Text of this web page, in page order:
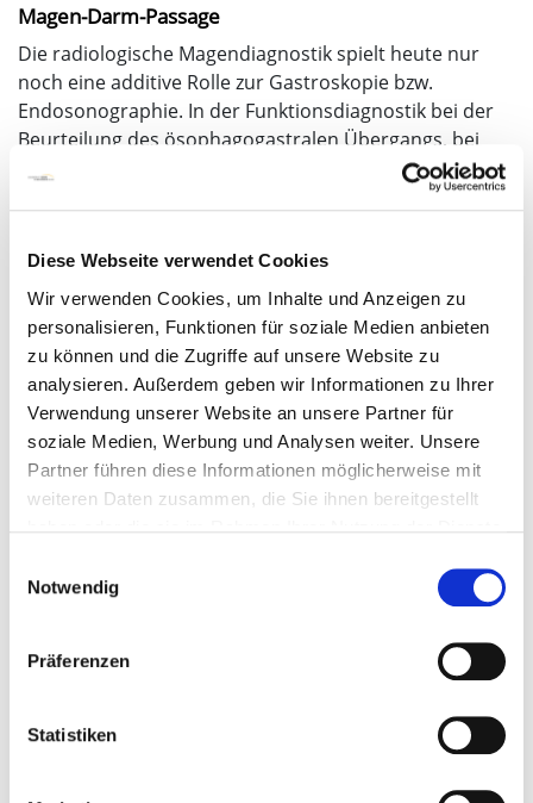
Diese Webseite verwendet Cookies
Wir verwenden Cookies, um Inhalte und Anzeigen zu
personalisieren, Funktionen für soziale Medien anbieten
zu können und die Zugriffe auf unsere Website zu
analysieren. Außerdem geben wir Informationen zu Ihrer
Verwendung unserer Website an unsere Partner für
soziale Medien, Werbung und Analysen weiter. Unsere
Partner führen diese Informationen möglicherweise mit
weiteren Daten zusammen, die Sie ihnen bereitgestellt
Notwendig
Präferenzen
Statistiken
Magen-Darm-Passage
Die radiologische Magendiagnostik spielt heute nur
noch eine additive Rolle zur Gastroskopie bzw.
Endosonographie. In der Funktionsdiagnostik bei der
Beurteilung des ösophagogastralen Übergangs, bei
Fehllagen des Magens, bei Störung der Peristaltik oder
der Magenentleerung sowie nach Operationen kann
Kontrastmitteldarstellung des Magens kann auch dem
Entzündungen, Ulcerationen, Polypen oder
Karzinomen dienen, diese Indikationen sind heute
allerdings vor allem der Gastroskopie vorbehalten, die
neben dem direkten Bild der Schleimhaut auch die
Möglichkeit der Biopsie, also der Probenentnahme,
liefert.
Enteroklysma (Kontrastdarstellung des Dünndarms)
Methode der Wahl zur Darstellung des Dünndarms, da
dieser in weiten Anteilen nicht endoskopisch
Methode sind bekannt. Die genannte
Erkrankungen wie dem Morbus Crohn oder dem
Monokontrastmethoden mit Barium werden